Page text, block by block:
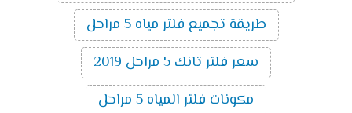
طريقة تجميع فلتر مياه 5 مراحل
سعر فلتر تانك 5 مراحل 2019
مكونات فلتر المياه 5 مراحل